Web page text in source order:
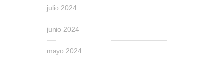
julio 2024
junio 2024
mayo 2024